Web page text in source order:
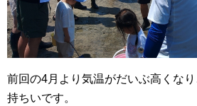
前回の4月より気温がだいぶ高くな
持ちいです。